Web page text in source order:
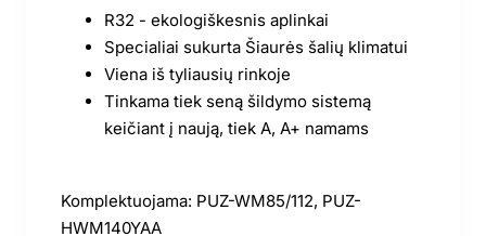
R32 - ekologiškesnis aplinkai
Specialiai sukurta Šiaurės šalių klimatui
Viena iš tyliausių rinkoje
Tinkama tiek seną šildymo sistemą
keičiant į naują, tiek A, A+ namams
Komplektuojama: PUZ-WM85/112, PUZ-
HWM140YAA